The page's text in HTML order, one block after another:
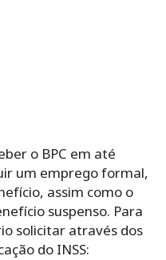
o BPC em até
um emprego formal,
assim como o
suspenso. Para
solicitar através dos
do INSS: